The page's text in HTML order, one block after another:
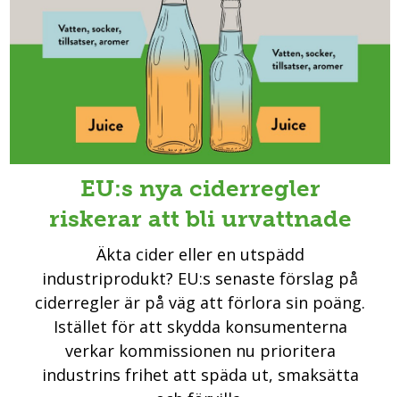
EU:s nya ciderregler
riskerar att bli urvattnade
Äkta cider eller en utspädd
industriprodukt? EU:s senaste förslag på
ciderregler är på väg att förlora sin poäng.
Istället för att skydda konsumenterna
verkar kommissionen nu prioritera
industrins frihet att späda ut, smaksätta